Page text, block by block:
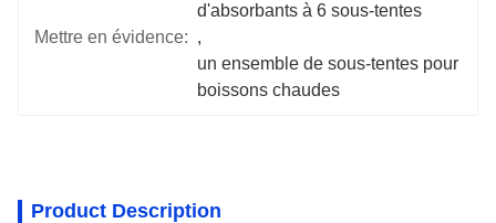
Mettre en évidence:
d'absorbants à 6 sous-tentes
,
un ensemble de sous-tentes pour
boissons chaudes
Product Description